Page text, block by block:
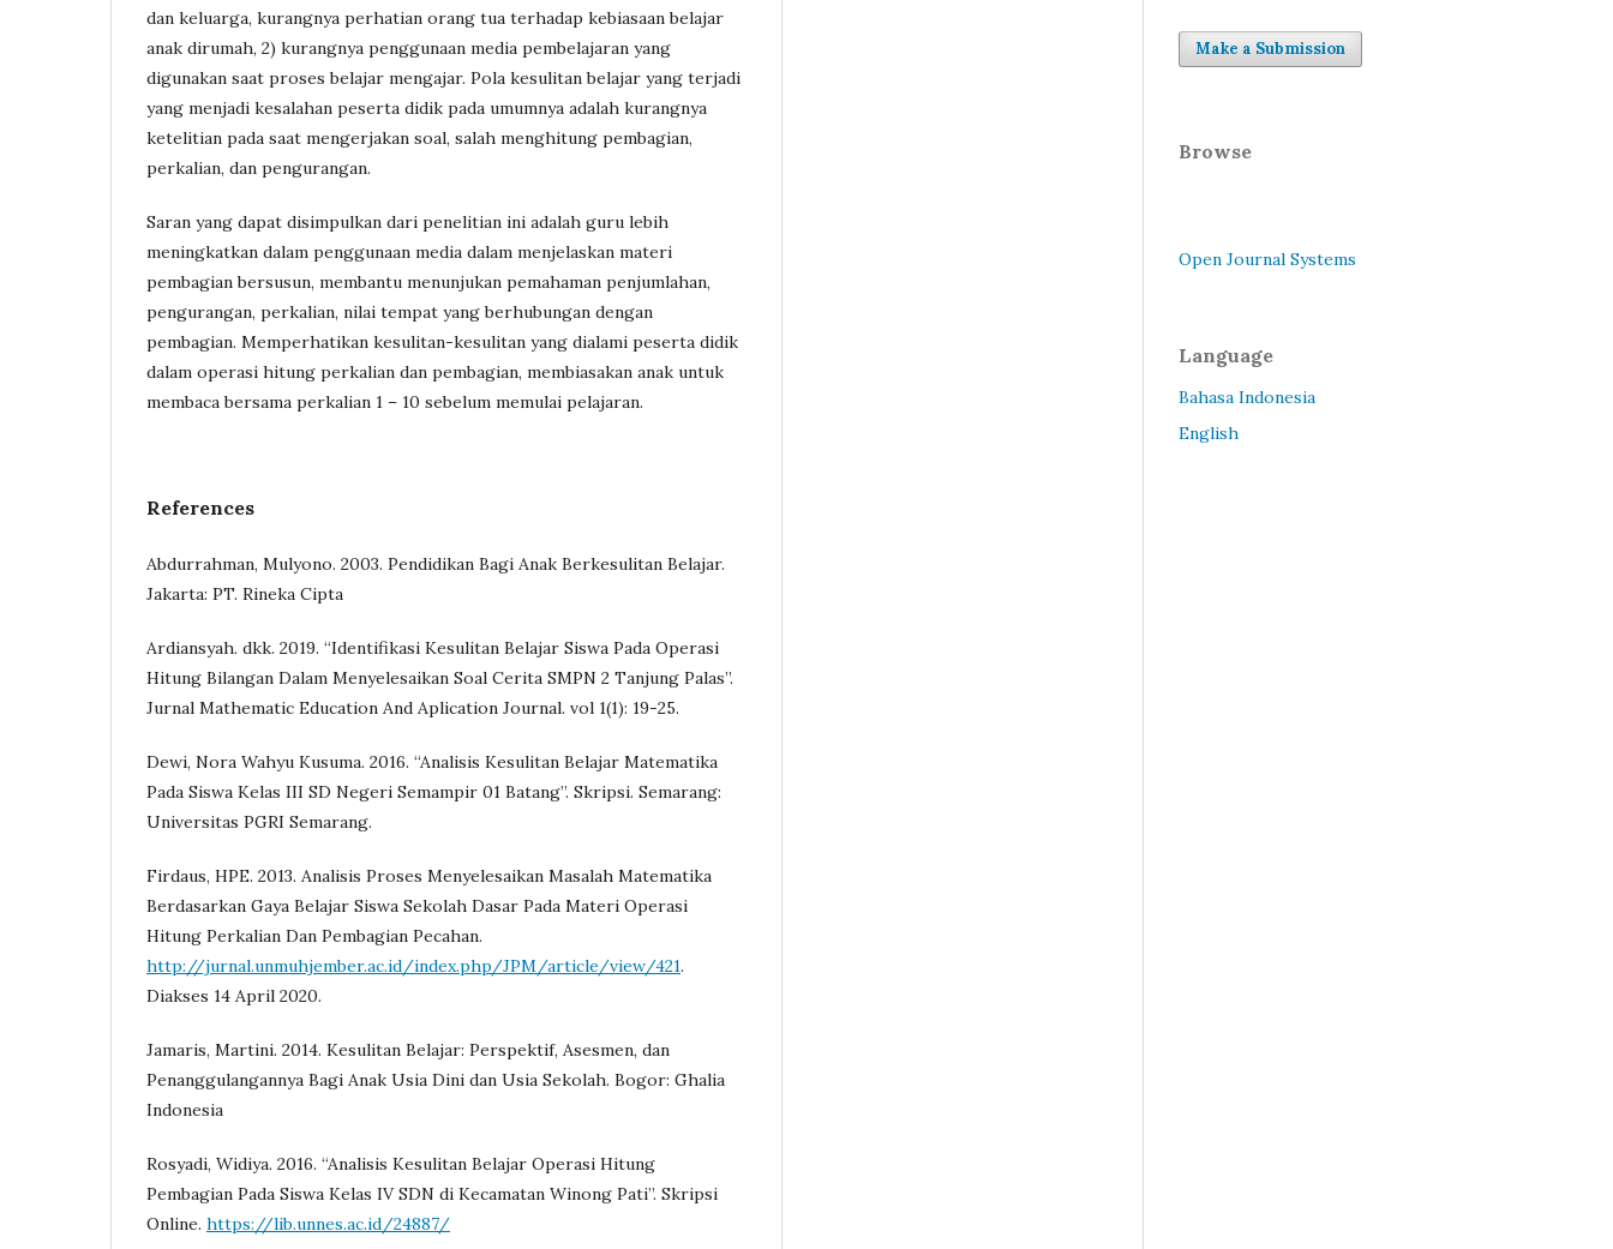
dan keluarga, kurangnya perhatian orang tua terhadap kebiasaan belajar
anak dirumah, 2) kurangnya penggunaan media pembelajaran yang
digunakan saat proses belajar mengajar. Pola kesulitan belajar yang terjadi
yang menjadi kesalahan peserta didik pada umumnya adalah kurangnya
ketelitian pada saat mengerjakan soal, salah menghitung pembagian,
perkalian, dan pengurangan.
Saran yang dapat disimpulkan dari penelitian ini adalah guru lebih
meningkatkan dalam penggunaan media dalam menjelaskan materi
pembagian bersusun, membantu menunjukan pemahaman penjumlahan,
pengurangan, perkalian, nilai tempat yang berhubungan dengan
pembagian. Memperhatikan kesulitan-kesulitan yang dialami peserta didik
dalam operasi hitung perkalian dan pembagian, membiasakan anak untuk
membaca bersama perkalian 1 – 10 sebelum memulai pelajaran.
References
Abdurrahman, Mulyono. 2003. Pendidikan Bagi Anak Berkesulitan Belajar.
Jakarta: PT. Rineka Cipta
Ardiansyah. dkk. 2019. “Identifikasi Kesulitan Belajar Siswa Pada Operasi
Hitung Bilangan Dalam Menyelesaikan Soal Cerita SMPN 2 Tanjung Palas”.
Jurnal Mathematic Education And Aplication Journal. vol 1(1): 19-25.
Dewi, Nora Wahyu Kusuma. 2016. “Analisis Kesulitan Belajar Matematika
Pada Siswa Kelas III SD Negeri Semampir 01 Batang”. Skripsi. Semarang:
Universitas PGRI Semarang.
Firdaus, HPE. 2013. Analisis Proses Menyelesaikan Masalah Matematika
Berdasarkan Gaya Belajar Siswa Sekolah Dasar Pada Materi Operasi
Hitung Perkalian Dan Pembagian Pecahan.
http://jurnal.unmuhjember.ac.id/index.php/JPM/article/view/421.
Diakses 14 April 2020.
Jamaris, Martini. 2014. Kesulitan Belajar: Perspektif, Asesmen, dan
Penanggulangannya Bagi Anak Usia Dini dan Usia Sekolah. Bogor: Ghalia
Indonesia
Rosyadi, Widiya. 2016. “Analisis Kesulitan Belajar Operasi Hitung
Pembagian Pada Siswa Kelas IV SDN di Kecamatan Winong Pati”. Skripsi
Online. https://lib.unnes.ac.id/24887/
Make a Submission
Browse
Open Journal Systems
Language
Bahasa Indonesia
English